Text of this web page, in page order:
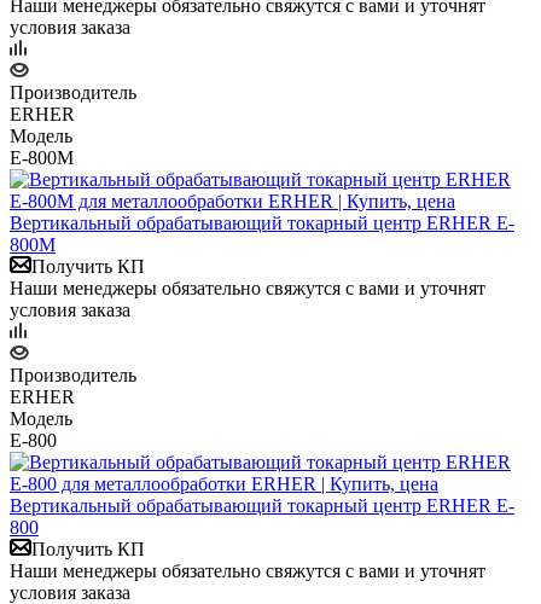
Наши менеджеры обязательно свяжутся с вами и уточнят
условия заказа
Производитель
ERHER
Модель
E-800M
Вертикальный обрабатывающий токарный центр ERHER E-
800M
Получить КП
Наши менеджеры обязательно свяжутся с вами и уточнят
условия заказа
Производитель
ERHER
Модель
E-800
Вертикальный обрабатывающий токарный центр ERHER E-
800
Получить КП
Наши менеджеры обязательно свяжутся с вами и уточнят
условия заказа